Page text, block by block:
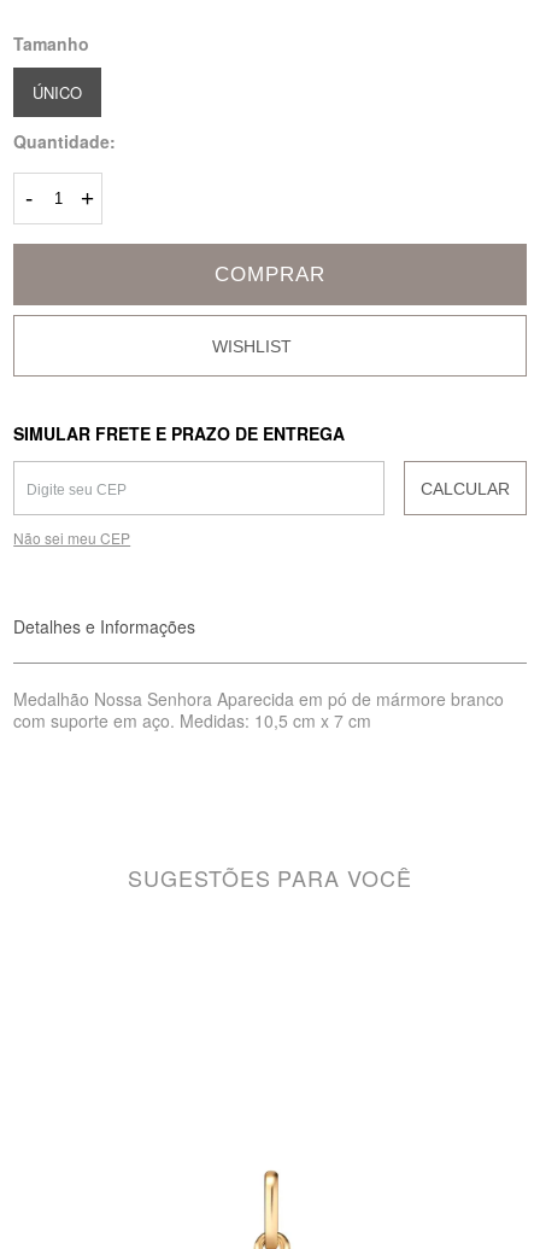
Tamanho
ÚNICO
Quantidade:
- +
COMPRAR
SIMULAR FRETE E PRAZO DE ENTREGA
CALCULAR
Não sei meu CEP
Detalhes e Informações
Medalhão Nossa Senhora Aparecida em pó de mármore branco
com suporte em aço. Medidas: 10,5 cm x 7 cm
SUGESTÕES PARA VOCÊ